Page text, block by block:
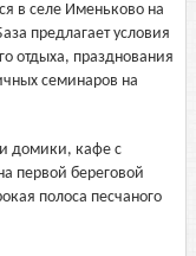
в селе Именьково на
предлагает условия
отдыха, празднования
семинаров на
домики, кафе с
первой береговой
полоса песчаного